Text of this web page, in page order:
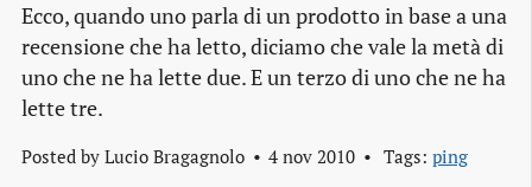
Ecco, quando uno parla di un prodotto in base a una
recensione che ha letto, diciamo che vale la metà di
uno che ne ha lette due. E un terzo di uno che ne ha
lette tre.
Posted by Lucio Bragagnolo 4 nov 2010 Tags: ping